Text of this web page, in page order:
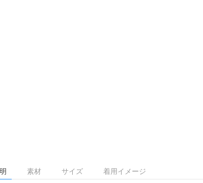
素材 サイズ 着用イメージ